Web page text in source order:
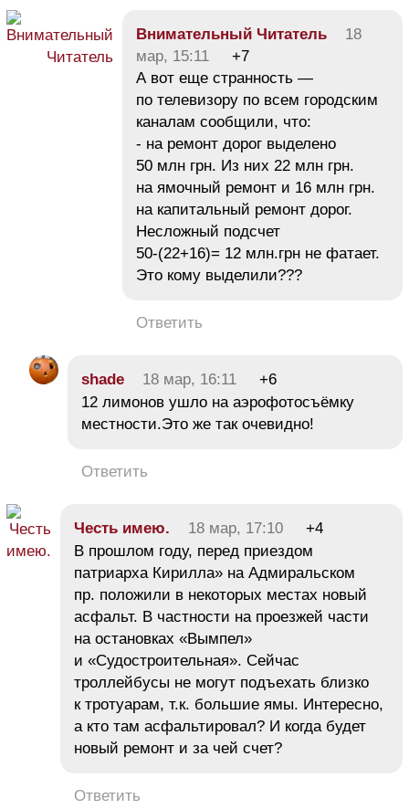
Внимательный Читатель
18
мар, 15:11
+7
А вот еще странность —
по телевизору по всем городским
каналам сообщили, что:
- на ремонт дорог выделено
50 млн грн. Из них 22 млн грн.
на ямочный ремонт и 16 млн грн.
на капитальный ремонт дорог.
Несложный подсчет
50-(22+16)= 12 млн.грн не фатает.
Это кому выделили???
Ответить
shade 18 мар, 16:11
+6
12 лимонов ушло на аэрофотосъёмку
местности.Это же так очевидно!
Ответить
Честь имею. 18 мар, 17:10
+4
В прошлом году, перед приездом
патриарха Кирилла» на Адмиральском
пр. положили в некоторых местах новый
асфальт. В частности на проезжей части
на остановках «Вымпел»
и «Судостроительная». Сейчас
троллейбусы не могут подъехать близко
к тротуарам, т.к. большие ямы. Интересно,
а кто там асфальтировал? И когда будет
новый ремонт и за чей счет?
Ответить